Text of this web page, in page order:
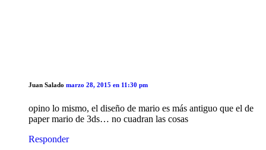
Juan Salado marzo 28, 2015 en 11:30 pm
opino lo mismo, el diseño de mario es más antiguo que el de
paper mario de 3ds… no cuadran las cosas
Responder